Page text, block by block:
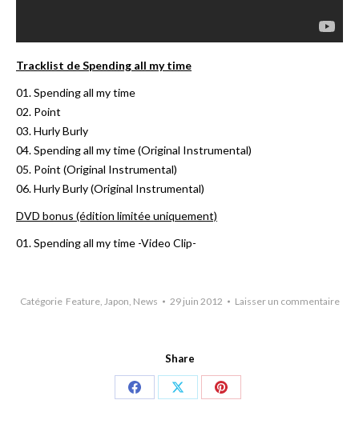
Tracklist deSpending all my time
01. Spending all my time
02. Point
03. Hurly Burly
04. Spending all my time (Original Instrumental)
05. Point (Original Instrumental)
06. Hurly Burly (Original Instrumental)
DVD bonus (édition limitée uniquement)
01. Spending all my time -Video Clip-
Catégorie Feature, Japon, News 29 juin 2012 Laisser un commentaire
Share
Share
Share
Share